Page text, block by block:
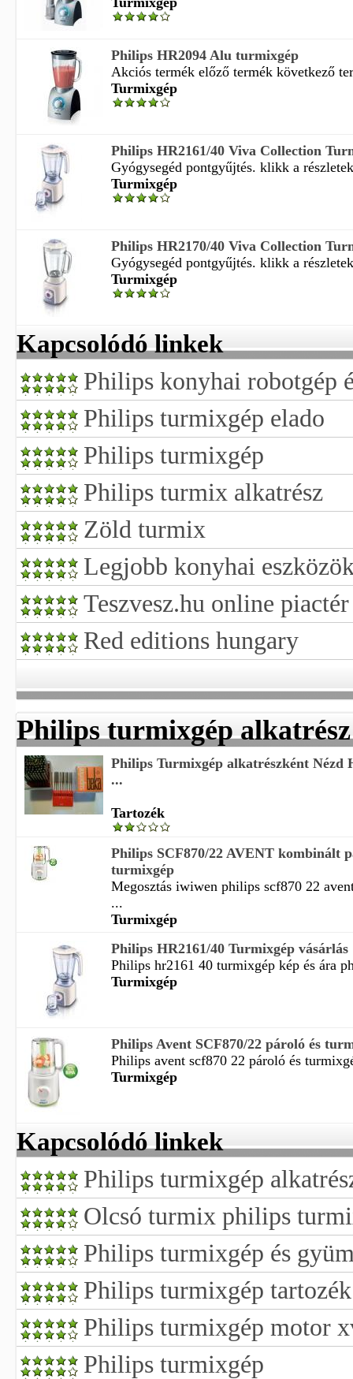
Philips HR2094 Alu turmixgép
Akciós termék előző termék következő
Turmixgép
Philips HR2161/40 Viva Collection
Gyógysegéd pontgyűjtés. klikk a
Turmixgép
Philips HR2170/40 Viva Collection
Gyógysegéd pontgyűjtés. klikk a
Turmixgép
Kapcsolódó linkek
Philips konyhai robotgép
Philips turmixgép elado
Philips turmixgép
Philips turmix alkatrész
Zöld turmix
Legjobb konyhai
Teszvesz.hu online piactér
Red editions hungary
Philips turmixgép alkatrész
Philips Turmixgép alkatrészként Nézd
...
Tartozék
Philips SCF870/22 AVENT kombinált
turmixgép
Megosztás iwiwen philips scf870 22
...
Turmixgép
Philips HR2161/40 Turmixgép vásárlás
Philips hr2161 40 turmixgép kép és ára
Turmixgép
Philips Avent SCF870/22 pároló és
Philips avent scf870 22 pároló és
Turmixgép
Kapcsolódó linkek
Philips turmixgép
Olcsó turmix philips
Philips turmixgép és
Philips turmixgép tartozék
Philips turmixgép motor
Philips turmixgép